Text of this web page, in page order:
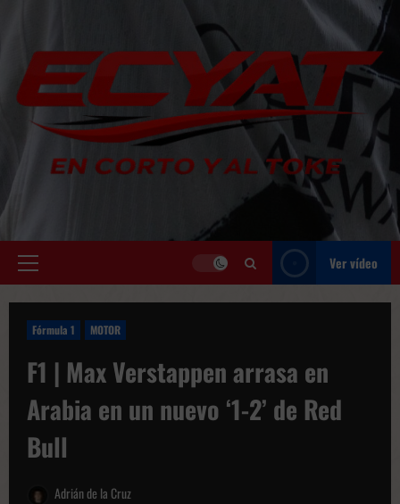
contenido
Menú
Ver vídeo
Fórmula 1 MOTOR
F1 | Max Verstappen arrasa en
Arabia en un nuevo ‘1-2’ de Red
Bull
Adrián de la Cruz